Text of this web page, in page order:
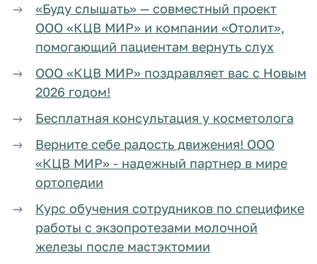
«Буду слышать» — совместный проект
ООО «КЦВ МИР» и компании «Отолит»,
помогающий пациентам вернуть слух
ООО «КЦВ МИР» поздравляет вас с Новым
2026 годом!
Бесплатная консультация у косметолога
Верните себе радость движения! ООО
«КЦВ МИР» - надежный партнер в мире
ортопедии
Курс обучения сотрудников по специфике
работы с экзопротезами молочной
железы после мастэктомии